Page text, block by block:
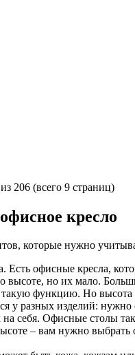
206 (всего 9 страниц)
кресло
которые нужно
Есть офисные кресла,
высоте, но их мало.
функцию. Но высота
у разных изделий: нужно
себя. Офисные столы
– вам нужно выбрать